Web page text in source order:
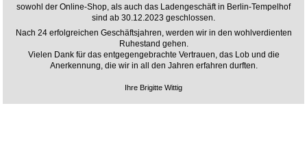
sowohl der Online-Shop, als auch das Ladengeschäft in Berlin-Tempelhof
sind ab 30.12.2023 geschlossen.
Nach 24 erfolgreichen Geschäftsjahren, werden wir in den wohlverdienten
Ruhestand gehen.
Vielen Dank für das entgegengebrachte Vertrauen, das Lob und die
Anerkennung, die wir in all den Jahren erfahren durften.
Ihre Brigitte Wittig